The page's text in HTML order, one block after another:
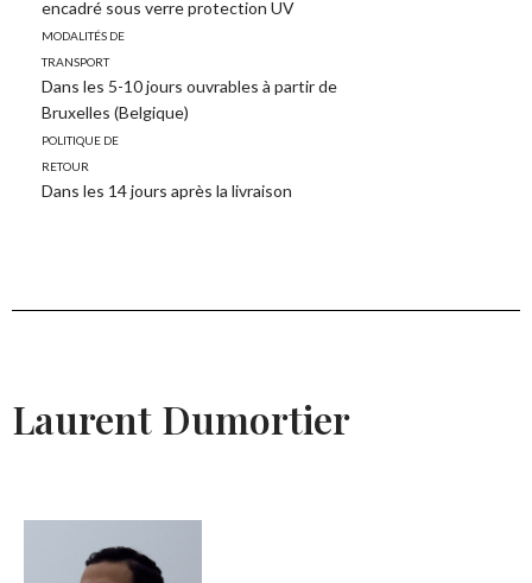
encadré sous verre protection UV
Modalités de
transport
Dans les 5-10 jours ouvrables à partir de
Bruxelles (Belgique)
Politique de
retour
Dans les 14 jours après la livraison
Laurent Dumortier